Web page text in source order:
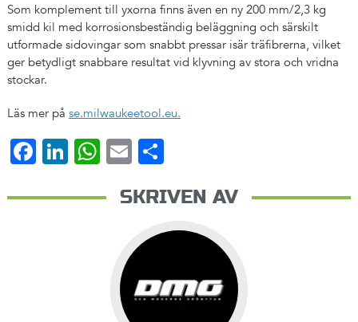
Som komplement till yxorna finns även en ny 200 mm/2,3 kg
smidd kil med korrosionsbeständig beläggning och särskilt
utformade sidovingar som snabbt pressar isär träfibrerna, vilket
ger betydligt snabbare resultat vid klyvning av stora och vridna
stockar.
Läs mer på se.milwaukeetool.eu.
Facebook
LinkedIn
WhatsApp
EmailDela
SKRIVEN AV